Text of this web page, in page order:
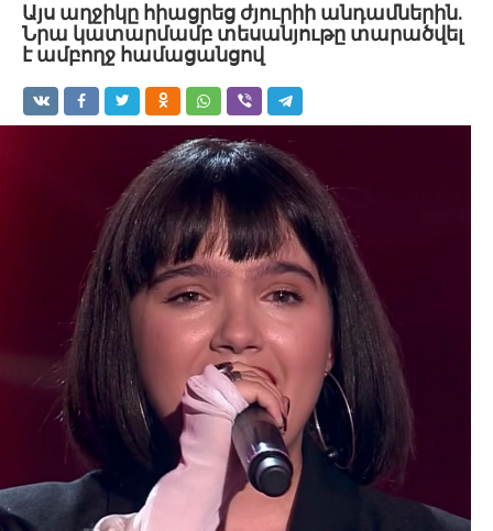
Այս աղջիկը հիացրեց ժյուրիի անդամներին.
Նրա կատարմամբ տեսանյութը տարածվել
է ամբողջ համացանցով